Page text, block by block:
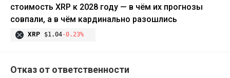
стоимость XRP к 2028 году — в чём их прогнозы
совпали, а в чём кардинально разошлись
XRP $1.04-0.23%
Отказ от ответственности